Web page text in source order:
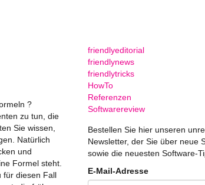
?
zu tun, die
Sie wissen,
Natürlich
und
Formel steht.
für diesen Fall
friendlyeditorial
friendlynews
friendlytricks
HowTo
Referenzen
Softwarereview
Bestellen Sie hier unseren
Newsletter, der Sie über neue
sowie die neuesten Software-
E-Mail-Adresse